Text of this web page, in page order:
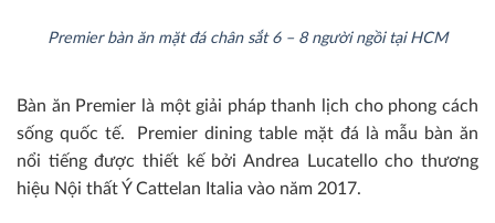
Premier bàn ăn mặt đá chân sắt 6 – 8 người ngồi tại HCM
Bàn ăn Premier là một giải pháp thanh lịch cho phong cách
sống quốc tế. Premier dining table mặt đá là mẫu bàn ăn
nổi tiếng được thiết kế bởi Andrea Lucatello cho thương
hiệu Nội thất Ý Cattelan Italia vào năm 2017.